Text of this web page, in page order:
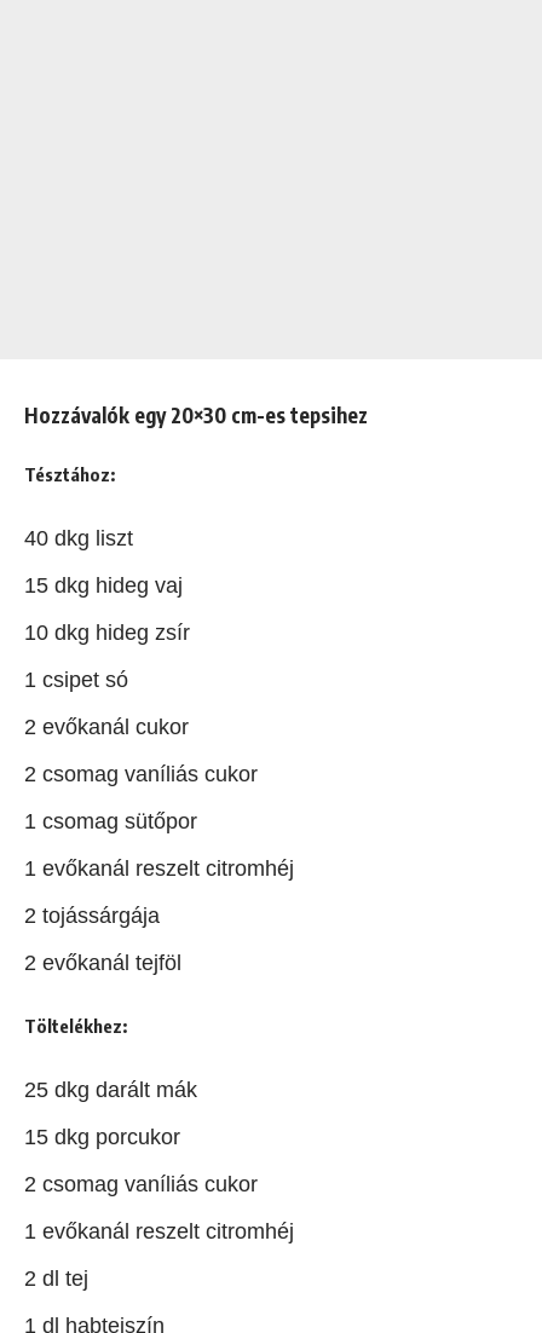
Hozzávalók egy 20×30 cm-es tepsihez
Tésztához:
40 dkg liszt
15 dkg hideg vaj
10 dkg hideg zsír
1 csipet só
2 evőkanál cukor
2 csomag vaníliás cukor
1 csomag sütőpor
1 evőkanál reszelt citromhéj
2 tojássárgája
2 evőkanál tejföl
Töltelékhez:
25 dkg darált mák
15 dkg porcukor
2 csomag vaníliás cukor
1 evőkanál reszelt citromhéj
2 dl tej
1 dl habtejszín